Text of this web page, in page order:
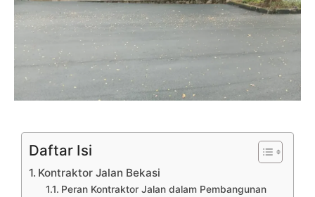
Daftar Isi
Kontraktor Jalan Bekasi
Peran Kontraktor Jalan dalam Pembangunan